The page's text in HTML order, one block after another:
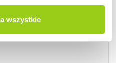
wszystkie
dodatkowa licencja
na sklep detaliczny